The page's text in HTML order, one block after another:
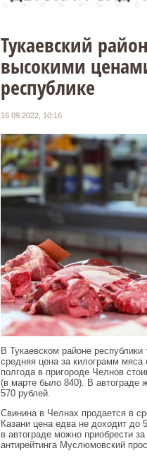
Тукаевский
высокими
республике
16.09.2022, 10:16
В Тукаевском районе
средняя цена за килограмм
полгода в пригороде Челнов
(в марте было 840). В автограде
570 рублей.
Свинина в Челнах продается в
Казани цена едва не доходит до
в автограде можно приобрести
антирейтинга Муслюмовский